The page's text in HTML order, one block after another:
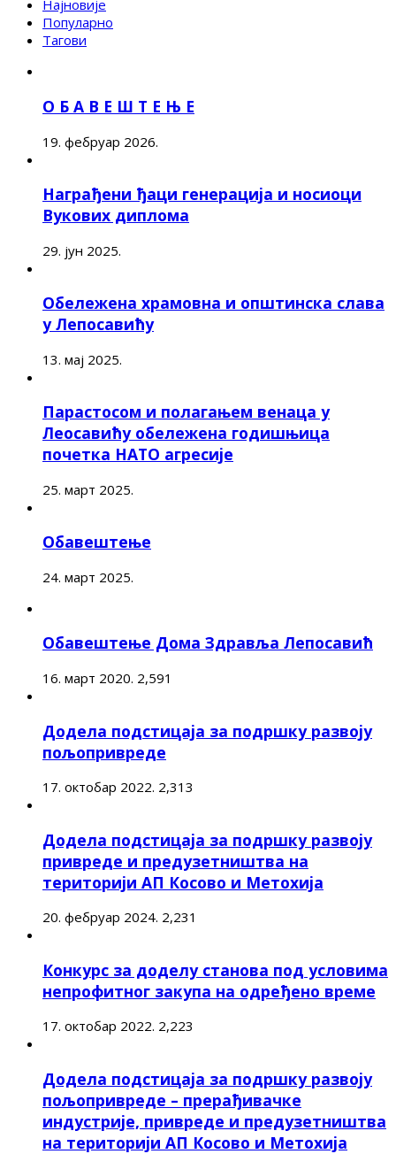
Најновије
Популарно
Тагови
О Б А В Е Ш Т Е Њ Е
19. фебруар 2026.
Награђени ђаци генерација и носиоци
Вукових диплома
29. јун 2025.
Обележена храмовна и општинска слава
у Лепосавићу
13. мај 2025.
Парастосом и полагањем венаца у
Леосавићу обележена годишњица
почетка НАТО агресије
25. март 2025.
Обавештење
24. март 2025.
Обавештење Дома Здравља Лепосавић
16. март 2020. 2,591
Додела подстицаја за подршку развоју
пољопривреде
17. октобар 2022. 2,313
Додела подстицаја за подршку развоју
привреде и предузетништва на
територији АП Косово и Метохија
20. фебруар 2024. 2,231
Конкурс за доделу станова под условима
непрофитног закупа на одређено време
17. октобар 2022. 2,223
Додела подстицаја за подршку развоју
пољопривреде – прерађивачке
индустрије, привреде и предузетништва
на територији АП Косово и Метохија